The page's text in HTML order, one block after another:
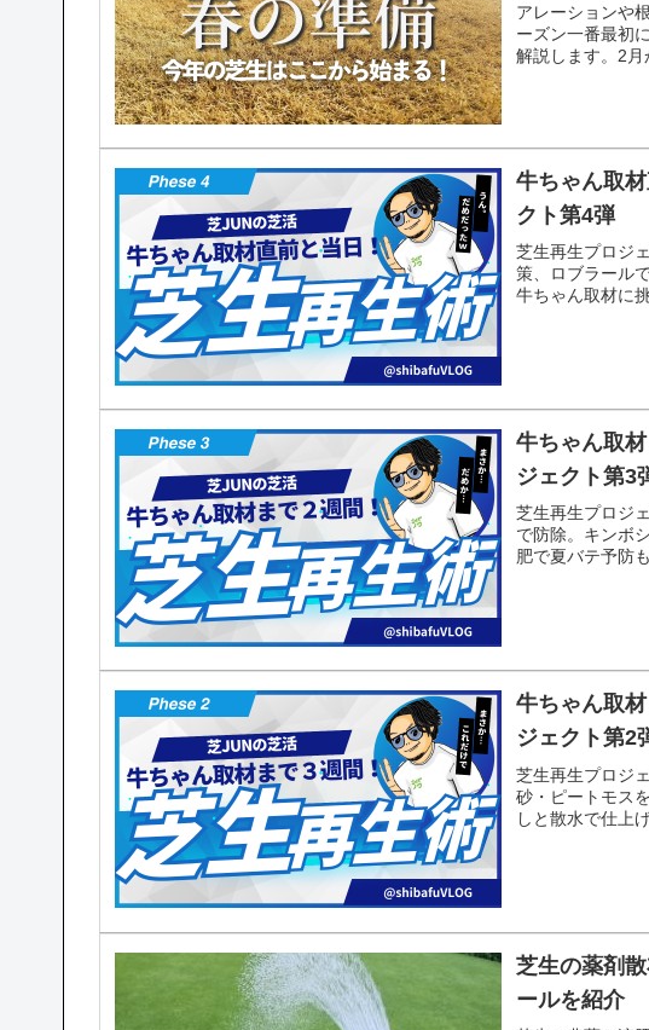
アレーションや
ーズン一番最初
解説します。2
牛ちゃん取
クト第4弾
芝生再生プロジ
策、ロブラール
牛ちゃん取材に
牛ちゃん取
ジェクト第3
芝生再生プロジ
で防除。キンボ
肥で夏バテ予防も
牛ちゃん取
ジェクト第2
芝生再生プロジ
砂・ピートモス
しと散水で仕上
芝生の薬剤
ールを紹介